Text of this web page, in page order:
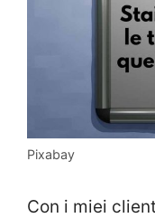
Pixabay
Con i miei